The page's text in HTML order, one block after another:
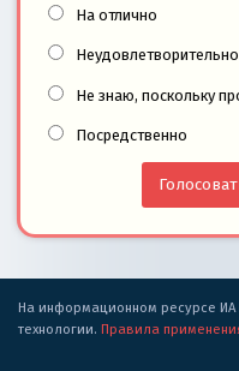
На отлично
Неудовлетворительно
Не знаю, поскольку
Посредственно
На информационном ресурсе ИА
технологии. Правила